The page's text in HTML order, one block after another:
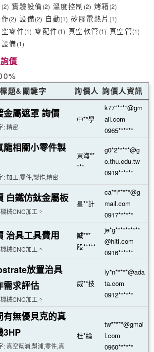
(2) 實驗設備(2) 溫度控制 (2) 烤箱(2)
(2) 設備(2) 自動(1) 矽膠電熱片 (1)
零件(1) 零配件(1) 真空軟管(1) 真空管(1)
備(1)
價
題&關鍵字 詢價人 詢價人資訊
金屬遮罩 詢價
: 精密
中**學
k77*****@gm
ail.com
0965******
龍相關小零件製
: 加工,零件,製作,精密
東海**
***
g0*2*****@g
o.thu.edu.tw
0919******
白鐵仿鈦金屬板
械CNC加工。
星**計
ca**l*****@g
mail.com
0917******
治具工具費用
械CNC加工。
誠***
股*****
je*g**********
@hiti.com
0916******
放置治具
需求評估
械CNC加工。
威**技
ly*n*****@ada
ta.com
0912******
有無優貝克的真
3HP
: 真空幫浦,幫浦,零件,真
杜*綸
tw*****@gmai
l.com
0960******